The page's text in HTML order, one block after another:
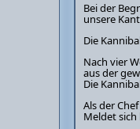
Bei der
unsere
Die
Nach vier
aus der
Die
Als der
Meldet